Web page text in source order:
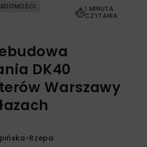
1 MINUTA
CZYTANIA
DK40
Warszawy
Rzepa